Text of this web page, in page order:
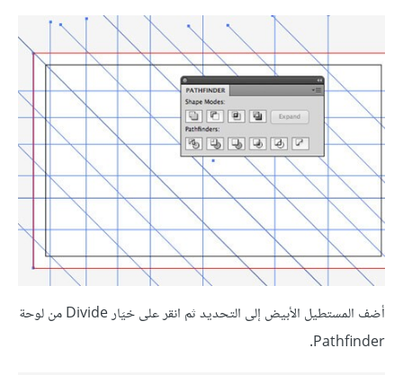
أضف المستطيل الأبيض إلى التحديد ثم انقر على خيَار Divide من لوحة
Pathfinder.